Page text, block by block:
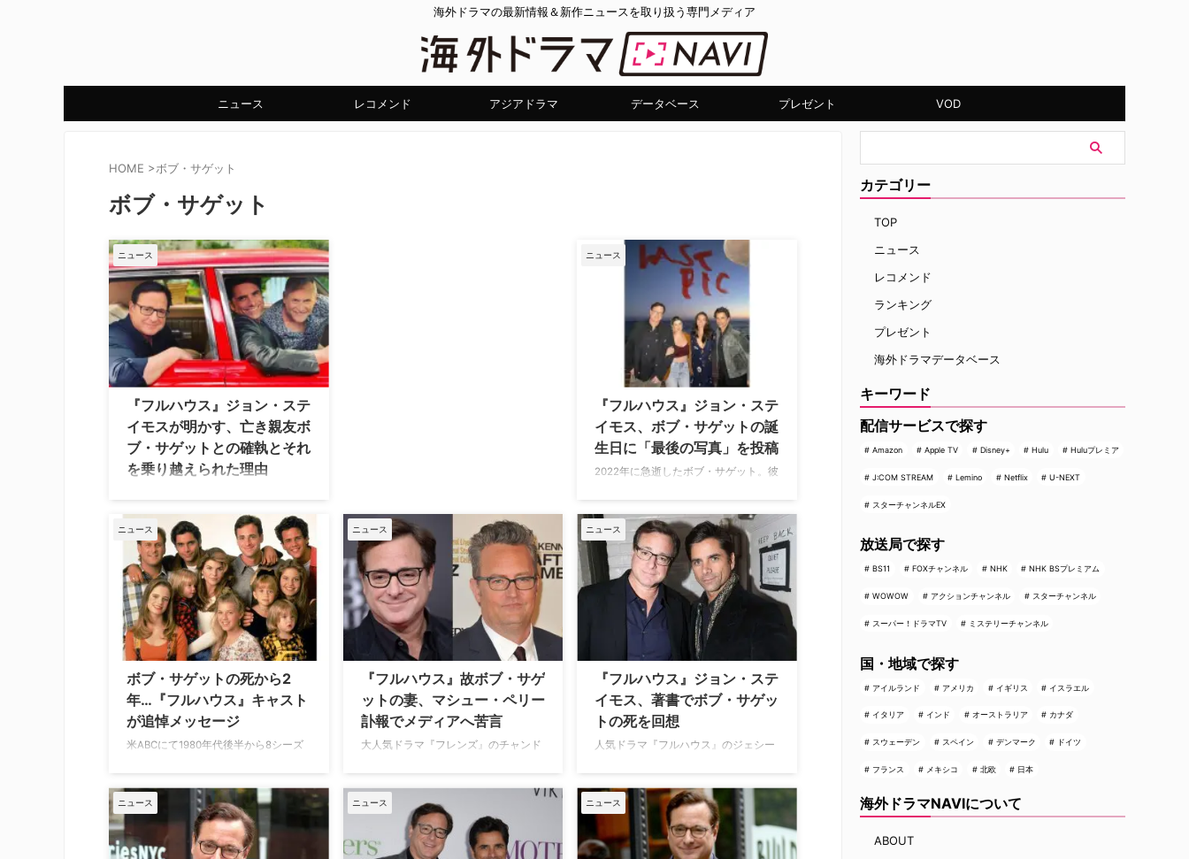
海外ドラマの最新情報＆新作ニュースを取り扱う専門メディア
ニュース レコメンド アジアドラマ データベース プレゼント VOD
HOME >ボブ・サゲット
ボブ・サゲット
ニュース
『フルハウス』ジョン・ステ
イモスが明かす、亡き親友ボ
ブ・サゲットとの確執とそれ
を乗り越えられた理由
イモスが、かつてタナー家の父親ダニ
ーを演じたボブ・サゲットと出会い、
反目し合いながらも深い絆を深めてい
った当時の記憶を振り返った。 『フル
ハウス』初期の不協和音 先日ポッドキ
ャスト番組『Bobby Bones Presents:
The Bobbycast（原題）』に出演した
ジョン・ステイモス。その中で、自身
の出世作である『フルハウス』の舞台
裏について語った。 ジョンは当時、シ
ットコムの世界でボブやデイブ・クー
リエといった、スタンドアップ …
ニュース
『フルハウス』ジョン・ステ
イモス、ボブ・サゲットの誕
生日に「最後の写真」を投稿
2022年に急逝したボブ・サゲット。彼
はない。『フルハウス』で、キザでク
ールなジェシーおじさんを演じたジョ
ン・ステイモスが同作でダニー・タナ
ーを演じたボブの70歳の誕生日を記念
し、自身のInstagramを更新した。
Instagramで明かされた最後の写真 ジ
ョンは「私たちは以前、お互いに素晴
らしい誕生日パーティーを開き合って
投稿。「今日の君の70歳の誕生日は、
歴史的なものになっていただろう！ 君
が恋し …
ニュース
ボブ・サゲットの死から2
年…『フルハウス』キャスト
が追悼メッセージ
米ABCにて1980年代後半から8シーズ
ーを演じたボブ・サゲットが突然亡く
なったのは2022年1月9日。それから2
年が経ち、共演者たちがボブへの追悼
メッセージを寄せている。米
ニュース
『フルハウス』故ボブ・サゲ
ットの妻、マシュー・ペリー
訃報でメディアへ苦言
大人気ドラマ『フレンズ』のチャンド
じく大人気を博したシットコム『フル
ハウス』のダニー役で親しまれ、昨年
2022年1月9日に逝去したボブ・サゲッ
トの妻のケリー・リゾが、マシューの
ニュース
『フルハウス』ジョン・ステ
イモス、著書でボブ・サゲッ
トの死を回想
人気ドラマ『フルハウス』のジェシー
したボブ・サゲット（ダニー役）が亡
くなった当時を振り返っている。米
Entertainment Weeklyが伝えた。 第一
報を聞いた時はデマだと考えたが… 米
ニュース ニュース ニュース
カテゴリー
TOP
ニュース
レコメンド
ランキング
プレゼント
海外ドラマデータベース
キーワード
配信サービスで探す
Amazon Apple TV Disney+ Hulu Huluプレミア
J:COM STREAM Lemino Netflix U-NEXT
スターチャンネルEX
放送局で探す
BS11 FOXチャンネル NHK NHK BSプレミアム
WOWOW アクションチャンネル スターチャンネル
スーパー！ドラマTV ミステリーチャンネル
国・地域で探す
アイルランド アメリカ イギリス イスラエル
イタリア インド オーストラリア カナダ
スウェーデン スペイン デンマーク ドイツ
フランス メキシコ 北欧 日本
海外ドラマNAVIについて
ABOUT